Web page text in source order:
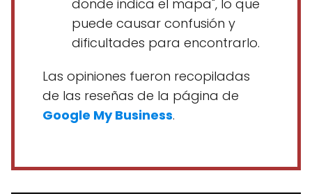
donde indica el mapa", lo que
puede causar confusión y
dificultades para encontrarlo.
Las opiniones fueron recopiladas
de las reseñas de la página de
Google My Business.